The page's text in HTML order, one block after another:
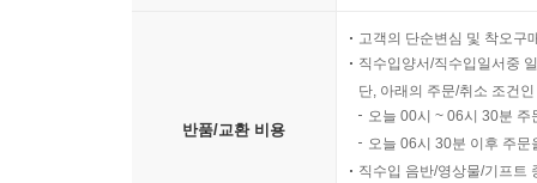
반품/교환 비용
고객의 단순변심 및 착오구
직수입양서/직수입일서중
단, 아래의 주문/취소 조건
오늘 00시 ~ 06시 30분
오늘 06시 30분 이후 주
직수입 음반/영상물/기프트